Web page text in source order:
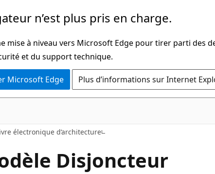
n’est plus pris en charge.
mise à niveau vers Microsoft Edge pour tirer parti des
et du support technique.
Microsoft Edge Plus d’informations sur Internet
électronique d’architecture
Disjoncteur